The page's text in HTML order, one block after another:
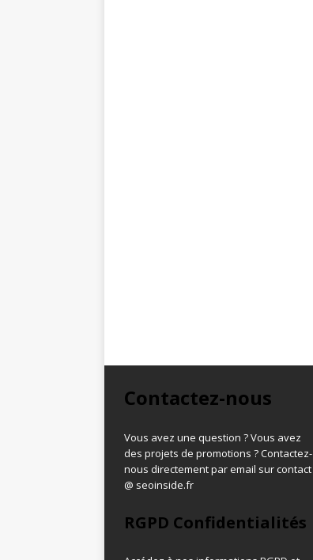
Contactez-nous
Vous avez une question ? Vous avez
des projets de promotions ? Contactez-
nous directement par email sur contact
@ seoinside.fr
RGPD Confidentialités